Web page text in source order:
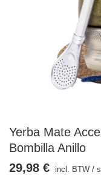
Yerba Mate
Bombilla Anillo
29,98 € incl. BTW /